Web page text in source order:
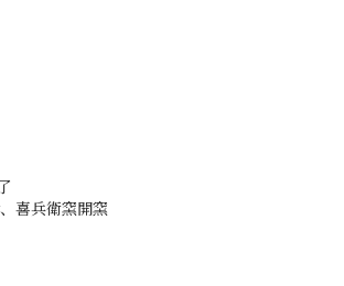
喜兵衛窯開窯